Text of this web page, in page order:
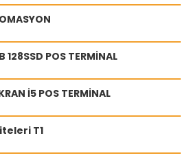
128SSD POS TERMİNAL
İ5 POS TERMİNAL
T1